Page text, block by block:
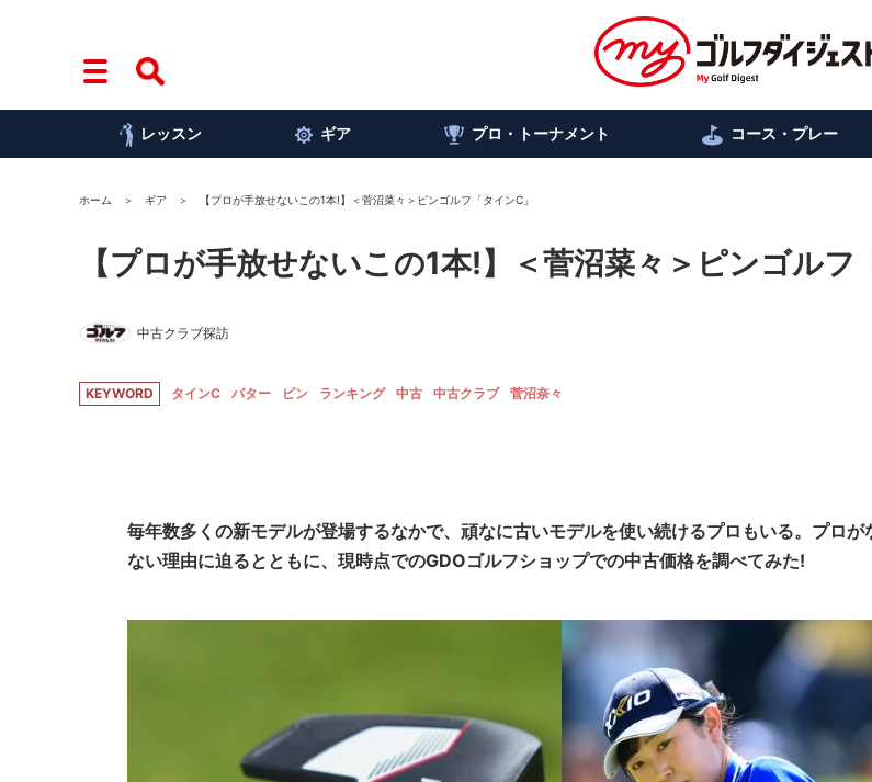
レッスン ギア プロ・トーナメント コース・プレー
ホーム ギア 【プロが手放せないこの1本!】＜菅沼菜々＞ピンゴルフ「タインC」
【プロが手放せないこの1本!】＜菅沼菜々＞ピンゴルフ
中古クラブ探訪
KEYWORD タインC パター ピン ランキング 中古 中古クラブ 菅沼奈々
毎年数多くの新モデルが登場するなかで、頑なに古いモデルを使い続けるプロもいる。プロが
ない理由に迫るとともに、現時点でのGDOゴルフショップでの中古価格を調べてみた!